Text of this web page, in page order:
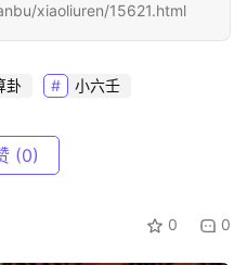
xiaoliuren/15621.html
卦 小六壬
(0)
0 0